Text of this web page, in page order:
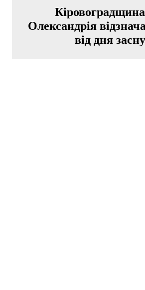
Олександрія
від дня